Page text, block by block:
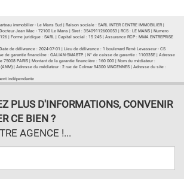
immobilier - Le Mans Sud | Raison sociale : SARL INTER CENTRE IMMOBILIER |
Jean Mac - 72100 Le Mans | Siret : 35409112600053 | RCS : LE MANS | Numero
| Forme juridique : SARL | Capital social : 15 245 | Assurance RCP : MMA ENTREPRISE
de délivrance : 2024-07-01 | Lieu de délivrance : 1 boulevard René Levasseur - CS
de garantie financière : GALIAN-SMABTP. | N° de caisse de garantie : 110335E | Adresse
75008 PARIS | Montant de la garantie financière : 160 000 | Nom du médiateur :
| Adresse du médiateur : 2 rue de Colmar 94300 VINCENNES | Adresse du site :
indépendante
PLUS D'INFORMATIONS, CONVENIR
CE BIEN ?
AGENCE !...